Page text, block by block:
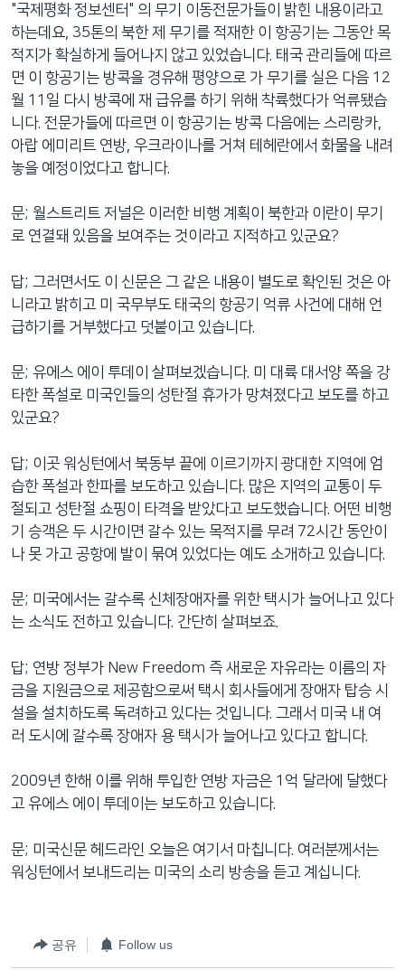
"국제평화 정보센터" 의 무기 이동전문가들이 밝힌 내용이라고
하는데요, 35톤의 북한 제 무기를 적재한 이 항공기는 그동안 목
적지가 확실하게 들어나지 않고 있었습니다. 태국 관리들에 따르
면 이 항공기는 방콕을 경유해 평양으로 가 무기를 실은 다음 12
월 11일 다시 방콕에 재 급유를 하기 위해 착륙했다가 억류됐습
니다. 전문가들에 따르면 이 항공기는 방콕 다음에는 스리랑카,
아랍 에미리트 연방, 우크라이나를 거쳐 테헤란에서 화물을 내려
놓을 예정이었다고 합니다.
문; 월스트리트 저널은 이러한 비행 계획이 북한과 이란이 무기
로 연결돼 있음을 보여주는 것이라고 지적하고 있군요?
답; 그러면서도 이 신문은 그 같은 내용이 별도로 확인된 것은 아
니라고 밝히고 미 국무부도 태국의 항공기 억류 사건에 대해 언
급하기를 거부했다고 덧붙이고 있습니다.
문; 유에스 에이 투데이 살펴보겠습니다. 미 대륙 대서양 쪽을 강
타한 폭설로 미국인들의 성탄절 휴가가 망쳐졌다고 보도를 하고
있군요?
답; 이곳 워싱턴에서 북동부 끝에 이르기까지 광대한 지역에 엄
습한 폭설과 한파를 보도하고 있습니다. 많은 지역의 교통이 두
절되고 성탄절 쇼핑이 타격을 받았다고 보도했습니다. 어떤 비행
기 승객은 두 시간이면 갈수 있는 목적지를 무려 72시간 동안이
나 못 가고 공항에 발이 묶여 있었다는 예도 소개하고 있습니다.
문; 미국에서는 갈수록 신체장애자를 위한 택시가 늘어나고 있다
는 소식도 전하고 있습니다. 간단히 살펴보죠.
답; 연방 정부가 New Freedom 즉 새로운 자유라는 이름의 자
금을 지원금으로 제공함으로써 택시 회사들에게 장애자 탑승 시
설을 설치하도록 독려하고 있다는 것입니다. 그래서 미국 내 여
러 도시에 갈수록 장애자 용 택시가 늘어나고 있다고 합니다.
2009년 한해 이를 위해 투입한 연방 자금은 1억 달라에 달했다
고 유에스 에이 투데이는 보도하고 있습니다.
문; 미국신문 헤드라인 오늘은 여기서 마칩니다. 여러분께서는
워싱턴에서 보내드리는 미국의 소리 방송을 듣고 계십니다.
공유 Follow us